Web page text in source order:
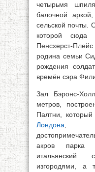
четырьмя
балочной
сельской почты.
которой сюда
Пенсхерст-
родина семьи
рождения
времён сэра
Зал Бэронс-
метров,
Палтни,
Лондона ,
акров парка
изгородями, а